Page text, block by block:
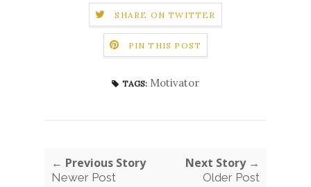
SHARE ON TWITTER
PIN THIS POST
TAGS: Motivator
← Previous Story
Newer Post
Next Story →
Older Post